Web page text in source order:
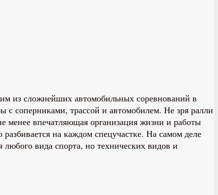
из сложнейших автомобильных соревнований в
соперниками, трассой и автомобилем. Не зря ралли
впечатляющая организация жизни и работы
на каждом спецучастке. На самом деле
вида спорта, но технических видов и